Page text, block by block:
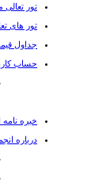
تور تعالی
تور های
جداول
حساب
خبره نامه
درباره